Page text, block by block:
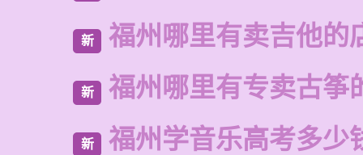
新 福州哪里有卖吉他的
新 福州哪里有专卖古筝
新 福州学音乐高考多少